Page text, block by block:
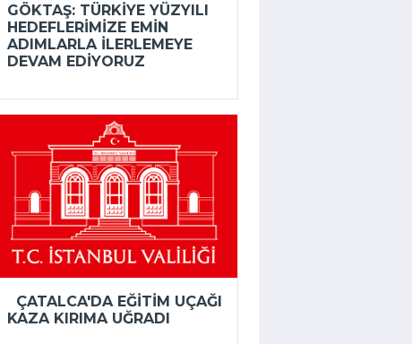
GÖKTAŞ: TÜRKIYE YÜZYILI
HEDEFLERIMIZE EMIN
ADIMLARLA ILERLEMEYE
DEVAM EDIYORUZ
ÇATALCA'DA EĞITIM UÇAĞI
KAZA KIRIMA UĞRADI